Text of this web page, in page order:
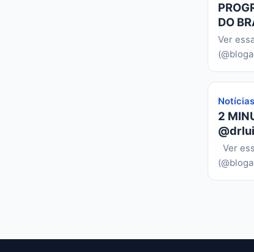
DO
Ver
2
Ver